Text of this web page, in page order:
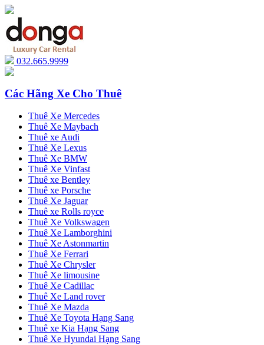
032.665.9999
Các Hãng Xe Cho Thuê
Thuê Xe Mercedes
Thuê Xe Maybach
Thuê xe Audi
Thuê Xe Lexus
Thuê Xe BMW
Thuê Xe Vinfast
Thuê xe Bentley
Thuê xe Porsche
Thuê Xe Jaguar
Thuê xe Rolls royce
Thuê Xe Volkswagen
Thuê Xe Lamborghini
Thuê Xe Astonmartin
Thuê Xe Ferrari
Thuê Xe Chrysler
Thuê Xe limousine
Thuê Xe Cadillac
Thuê Xe Land rover
Thuê Xe Mazda
Thuê Xe Toyota Hạng Sang
Thuê xe Kia Hạng Sang
Thuê Xe Hyundai Hạng Sang